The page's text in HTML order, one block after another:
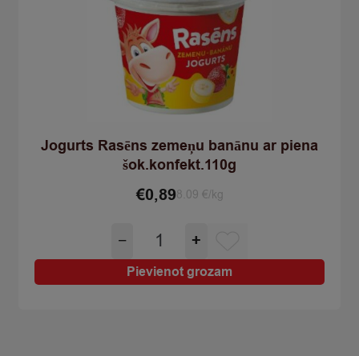
Jogurts Rasēns zemeņu banānu ar piena
šok.konfekt.110g
€0,898.09 €/kg
−
Jogurts
Rasēns
zemeņu
banānu
+
Pievienot grozam